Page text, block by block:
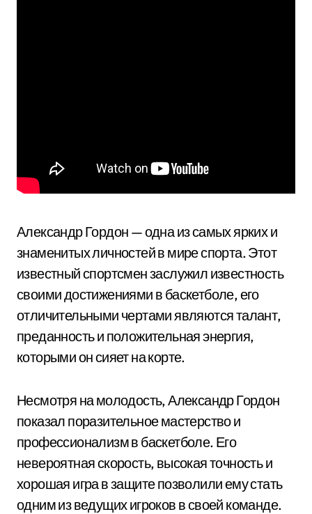
Александр Гордон — одна из самых ярких и
знаменитых личностей в мире спорта. Этот
известный спортсмен заслужил известность
своими достижениями в баскетболе, его
отличительными чертами являются талант,
преданность и положительная энергия,
которыми он сияет на корте.
Несмотря на молодость, Александр Гордон
показал поразительное мастерство и
профессионализм в баскетболе. Его
невероятная скорость, высокая точность и
хорошая игра в защите позволили ему стать
одним из ведущих игроков в своей команде.